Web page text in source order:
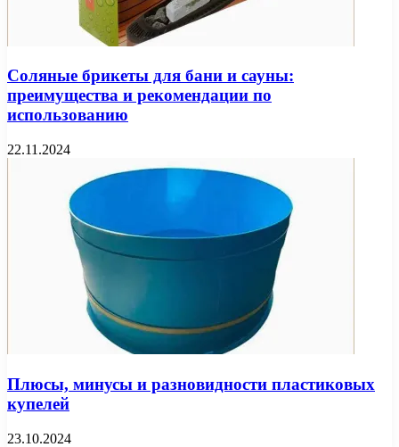
Соляные брикеты для бани и сауны:
преимущества и рекомендации по
использованию
22.11.2024
Плюсы, минусы и разновидности пластиковых
купелей
23.10.2024